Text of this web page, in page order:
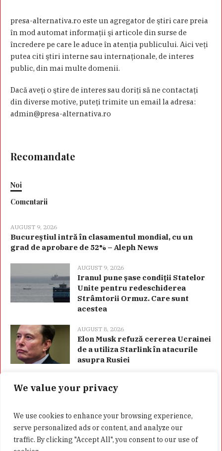
We value your privacy
We use cookies to enhance your browsing experience,
serve personalized ads or content, and analyze our
traffic. By clicking "Accept All", you consent to our use of
presa-alternativa.ro este un agregator de ştiri care preia
în mod automat informaţii şi articole din surse de
încredere pe care le aduce în atenţia publicului. Aici veţi
putea citi ştiri interne sau internaţionale, de interes
public, din mai multe domenii.
Dacă aveţi o ştire de interes sau doriţi să ne contactaţi
din diverse motive, puteţi trimite un email la adresa:
admin@presa-alternativa.ro
Recomandate
Noi
Comentarii
AUGUST 9, 2026
Bucureștiul intră în clasamentul mondial, cu un
grad de aprobare de 52% – Aleph News
AUGUST 9, 2026
Iranul pune șase condiții Statelor
Unite pentru redeschiderea
Strâmtorii Ormuz. Care sunt
acestea
AUGUST 8, 2026
Elon Musk refuză cererea Ucrainei
de a utiliza Starlink în atacurile
asupra Rusiei
Categorii